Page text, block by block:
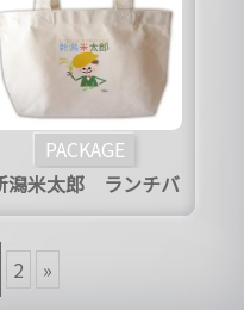
PACKAGE
潟米太郎 ランチバ
ッグ
2 »